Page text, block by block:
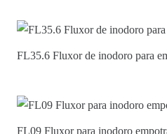
FL35.6 Fluxor de inodoro para
FL09 Fluxor para inodoro